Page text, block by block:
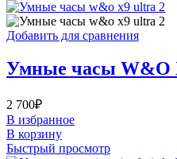
Добавить для сравнения
Умные часы W&O
2 700₽
В избранное
В корзину
Быстрый просмотр